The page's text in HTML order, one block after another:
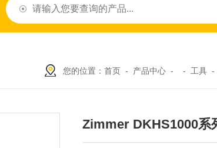
您的位置： 首页 - 产品中心 - - 工具 -
Zimmer DKHS1000系